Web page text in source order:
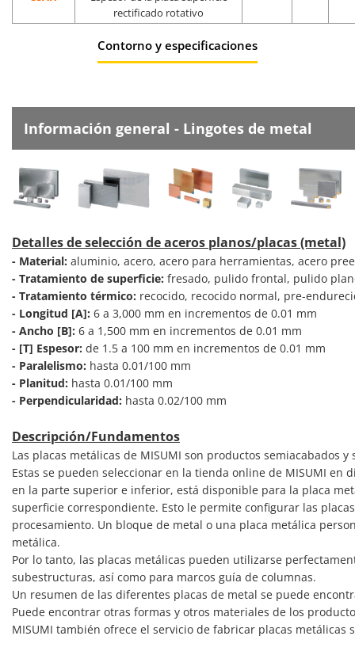
rectificado rotativo
Contorno y especificaciones
Información general - Lingotes de metal
Detalles de selección de aceros planos/placas (metal)
- Material: aluminio, acero, acero para herramientas, acero
- Tratamiento de superficie: fresado, pulido frontal, pulido
- Tratamiento térmico: recocido, recocido normal, pre-
- Longitud [A]: 6 a 3,000 mm en incrementos de 0.01 mm
- Ancho [B]: 6 a 1,500 mm en incrementos de 0.01 mm
- [T] Espesor: de 1.5 a 100 mm en incrementos de 0.01 mm
- Paralelismo: hasta 0.01/100 mm
- Planitud: hasta 0.01/100 mm
- Perpendicularidad: hasta 0.02/100 mm
Descripción/Fundamentos
Las placas metálicas de MISUMI son productos
Estas se pueden seleccionar en la tienda online de MISUMI
en la parte superior e inferior, está disponible para la placa
superficie correspondiente. Esto le permite configurar las
procesamiento. Un bloque de metal o una placa metálica
metálica.
Por lo tanto, las placas metálicas pueden utilizarse
subestructuras, así como para marcos guía de columnas.
Un resumen de las diferentes placas de metal se puede
Puede encontrar otras formas y otros materiales de los
MISUMI también ofrece el servicio de fabricar placas metálicas